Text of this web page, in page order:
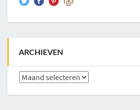
ARCHIEVEN
Archieven